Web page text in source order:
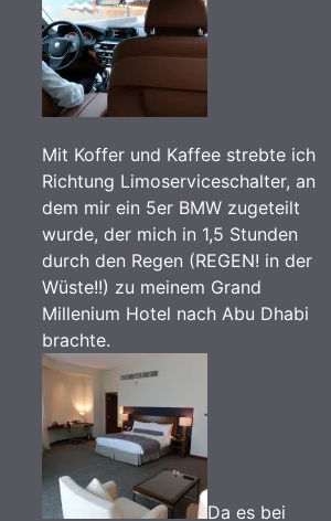
Mit Koffer und Kaffee strebte ich
Richtung Limoserviceschalter, an
dem mir ein 5er BMW zugeteilt
wurde, der mich in 1,5 Stunden
durch den Regen (REGEN! in der
Wüste!!) zu meinem Grand
Millenium Hotel nach Abu Dhabi
brachte.
Da es bei